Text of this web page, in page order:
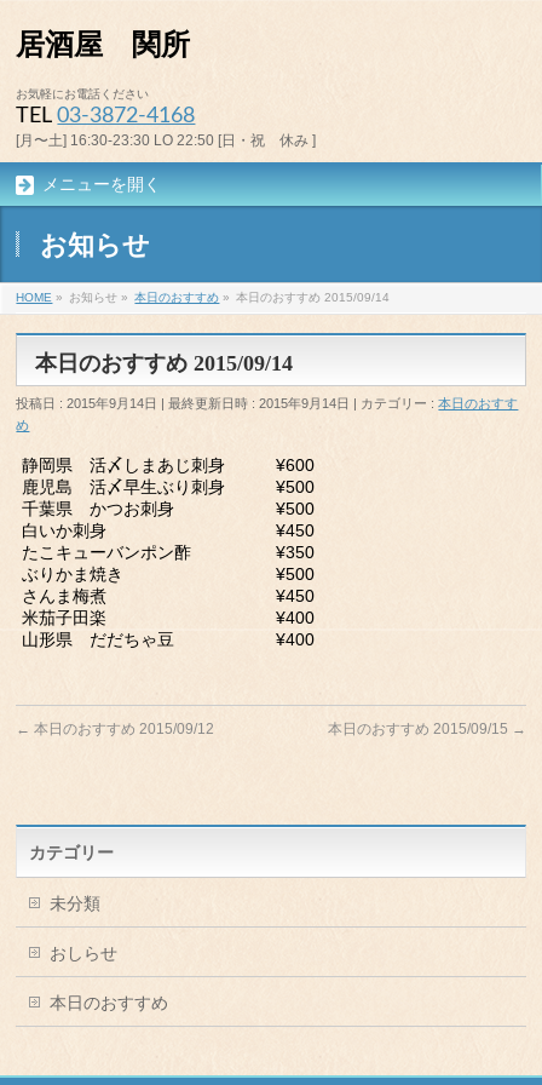
居酒屋 関所
お気軽にお電話ください
TEL03-3872-4168
[月〜土] 16:30-23:30 LO 22:50 [日・祝 休み ]
メニューを開く
お知らせ
HOME » お知らせ » 本日のおすすめ » 本日のおすすめ 2015/09/14
本日のおすすめ 2015/09/14
投稿日 : 2015年9月14日 最終更新日時 : 2015年9月14日 カテゴリー :本日のおすす
め
静岡県 活〆しまあじ刺身 ¥600
鹿児島 活〆早生ぶり刺身 ¥500
千葉県 かつお刺身 ¥500
白いか刺身 ¥450
たこキューバンポン酢 ¥350
ぶりかま焼き ¥500
さんま梅煮 ¥450
米茄子田楽 ¥400
山形県 だだちゃ豆 ¥400
← 本日のおすすめ 2015/09/12 本日のおすすめ 2015/09/15 →
カテゴリー
未分類
おしらせ
本日のおすすめ